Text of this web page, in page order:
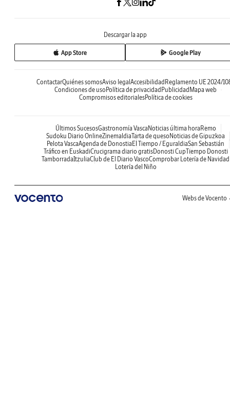
Descargar la app
App Store Google Play
ContactarQuiénes somosAviso legal Accesibilidad Reglamento UE 2024/
Condiciones de uso Política de privacidad Publicidad Mapa web
Compromisos editorialesPolítica de cookies
Últimos SucesosGastronomía Vasca Noticias última hora Remo
Sudoku Diario OnlineZinemaldiaTarta de queso Noticias de Gipuzkoa
Pelota VascaAgenda de Donostia El Tiempo / EguraldiaSan Sebastián
Tráfico en EuskadiCrucigrama diario gratisDonosti CupTiempo Donosti
TamborradaItzuliaClub de El Diario VascoComprobar Lotería de Navidad
Lotería del Niño
Webs de Vocento